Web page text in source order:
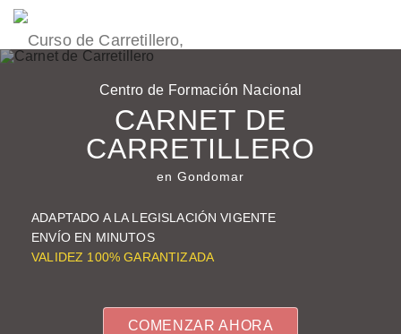
Centro de Formación Nacional
CARNET DE
CARRETILLERO
en Gondomar
ADAPTADO A LA LEGISLACIÓN VIGENTE
ENVÍO EN MINUTOS
VALIDEZ 100% GARANTIZADA
COMENZAR AHORA